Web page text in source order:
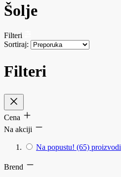
Šolje
Filteri
Sortiraj:
Filteri
Cena
Na akciji
Na popustu! (65) proizvodi
Brend